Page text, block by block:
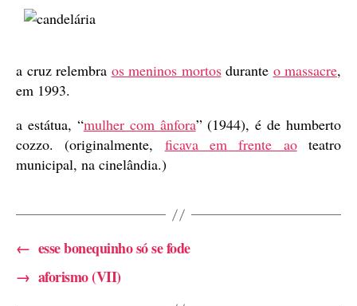
a cruz relembra os meninos mortosdurante o massacre,
em 1993.
a estátua, “mulher com ânfora” (1944), é de humberto
cozzo. (originalmente, ficava em frente aoteatro
municipal, na cinelândia.)
← esse bonequinho só se fode
→ aforismo (VII)